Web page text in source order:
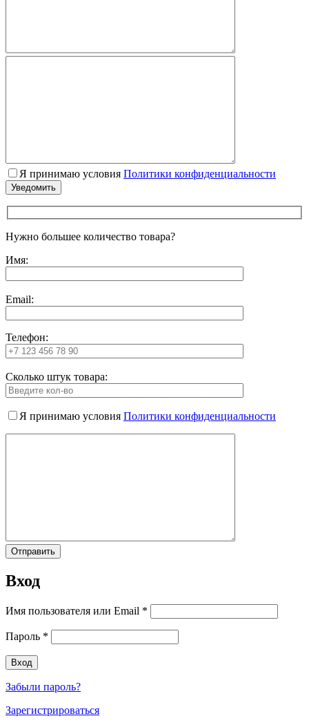
Я принимаю условия Политики конфиденциальности
Нужно большее количество товара?
Имя:
Email:
Телефон:
Сколько штук товара:
Я принимаю условия Политики конфиденциальности
Вход
Имя пользователя или Email *
Пароль *
Забыли пароль?
Зарегистрироваться